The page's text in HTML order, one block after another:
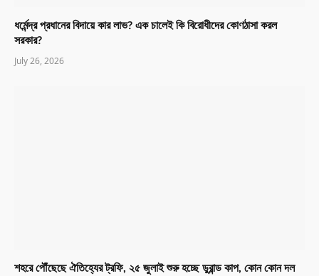
ধর্মেন্দ্র প্রধানের বিদায়ে কার লাভ? এক চালেই কি বিরোধীদের কোণঠাসা করল
সরকার?
July 26, 2026
শহরে পৌঁছেছে ঐতিহ্যের ট্রফি, ২৫ জুলাই শুরু হচ্ছে ডুরান্ড কাপ, কোন কোন দল